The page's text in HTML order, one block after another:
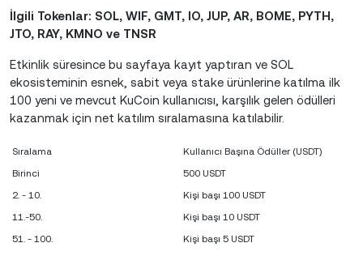
İlgili Tokenlar: SOL, WIF, GMT, IO, JUP, AR, BOME, PYTH,
JTO, RAY, KMNO ve TNSR
Etkinlik süresince bu sayfaya kayıt yaptıran ve SOL
ekosisteminin esnek, sabit veya stake ürünlerine katılma ilk
100 yeni ve mevcut KuCoin kullanıcısı, karşılık gelen ödülleri
kazanmak için net katılım sıralamasına katılabilir.
Sıralama
Kullanıcı Başına Ödüller (USDT)
Birinci
500 USDT
2. - 10.
Kişi başı 100 USDT
11.-50.
Kişi başı 10 USDT
51. - 100.
Kişi başı 5 USDT